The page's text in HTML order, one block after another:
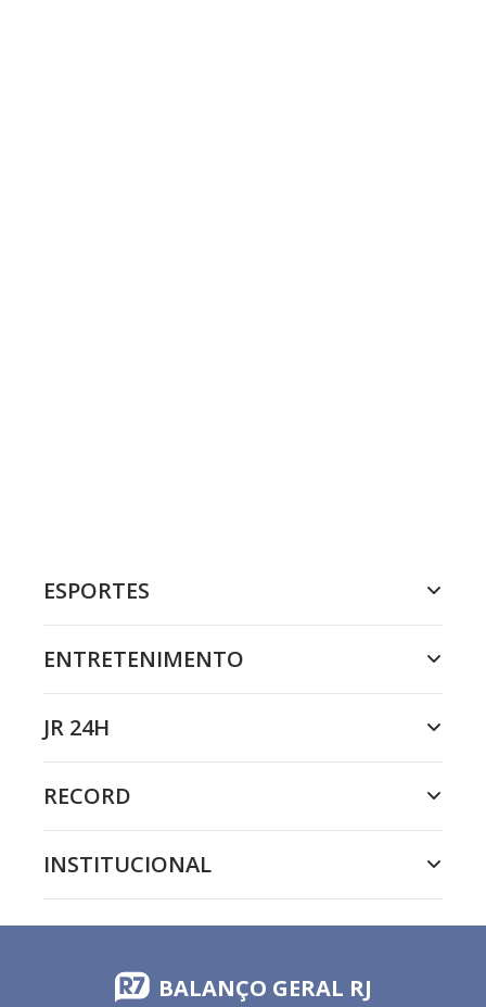
ESPORTES
ENTRETENIMENTO
JR 24H
RECORD
INSTITUCIONAL
BALANÇO GERAL RJ